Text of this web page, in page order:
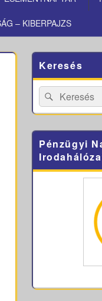
– KIBERPAJZS
Sidebar
Widget
Area
Keresés
Search
for:
Search
Pénzügyi